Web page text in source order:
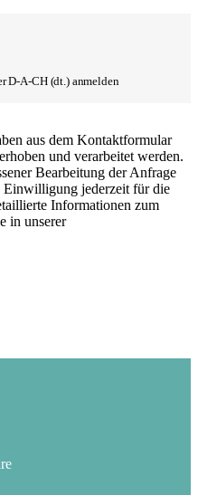
D-A-CH (dt.) anmelden
aus dem Kontaktformular
und verarbeitet werden.
Bearbeitung der Anfrage
Einwilligung jederzeit für die
Informationen zum
in unserer